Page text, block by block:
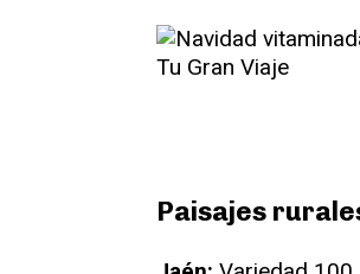
Paisajes